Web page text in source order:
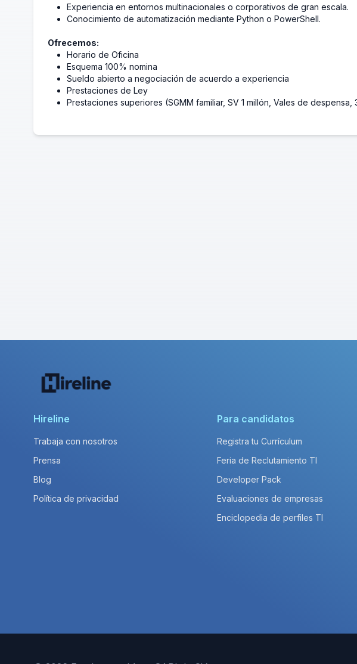
Experiencia en entornos multinacionales o corporativos de gran escala.
Conocimiento de automatización mediante Python o PowerShell.
Ofrecemos:
Horario de Oficina
Esquema 100% nomina
Sueldo abierto a negociación de acuerdo a experiencia
Prestaciones de Ley
Prestaciones superiores (SGMM familiar, SV 1 millón, Vales de
Hireline
Trabaja con nosotros
Prensa
Blog
Política de privacidad
Para candidatos
Registra tu Currículum
Feria de Reclutamiento TI
Developer Pack
Evaluaciones de empresas
Enciclopedia de perfiles TI